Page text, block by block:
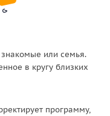
или семья.
в кругу близких
программу,